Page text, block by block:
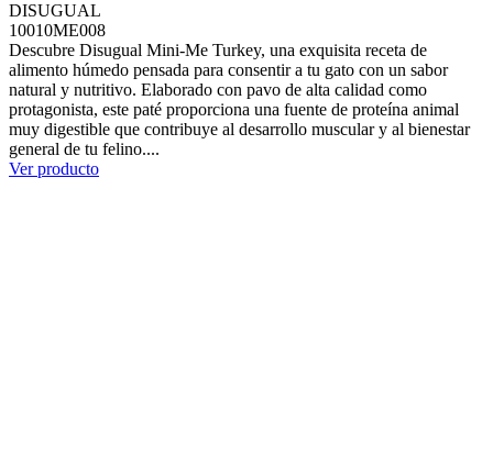
DISUGUAL
10010ME008
Descubre Disugual Mini-Me Turkey, una exquisita receta de
alimento húmedo pensada para consentir a tu gato con un sabor
natural y nutritivo. Elaborado con pavo de alta calidad como
protagonista, este paté proporciona una fuente de proteína animal
muy digestible que contribuye al desarrollo muscular y al bienestar
general de tu felino....
Ver producto